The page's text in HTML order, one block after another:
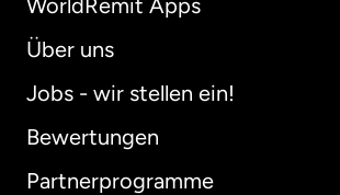
WorldRemit Apps
Über uns
Jobs - wir stellen ein!
Bewertungen
Partnerprogramme